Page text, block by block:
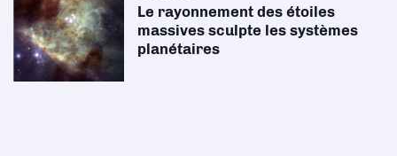
Le rayonnement des étoiles
massives sculpte les systèmes
planétaires